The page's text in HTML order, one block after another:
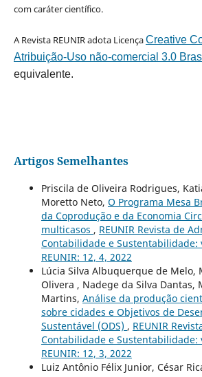
com caráter científico.
A Revista REUNIR adota LicençaCreative
Atribuição-Uso não-comercial 3.0
equivalente.
Artigos Semelhantes
Priscila de Oliveira Rodrigues,
Moretto Neto, O Programa Mesa
da Coprodução e da Economia
multicasos , REUNIR Revista de
Contabilidade e Sustentabilidade:
REUNIR: 12, 4, 2022
Lúcia Silva Albuquerque de Melo,
Olivera , Nadege da Silva Dantas,
Martins, Análise da produção
sobre cidades e Objetivos de
Sustentável (ODS) , REUNIR
Contabilidade e Sustentabilidade:
REUNIR: 12, 3, 2022
Luiz Antônio Félix Junior, César